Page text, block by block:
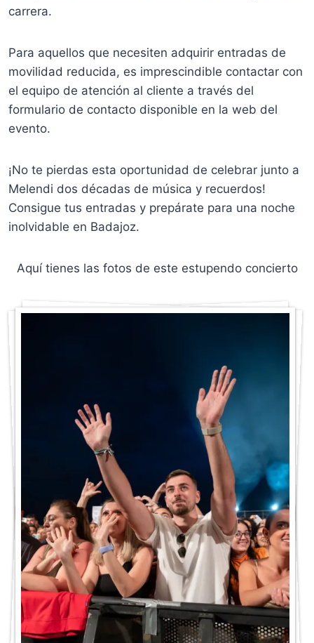
carrera.
Para aquellos que necesiten adquirir entradas de
movilidad reducida, es imprescindible contactar con
el equipo de atención al cliente a través del
formulario de contacto disponible en la web del
evento.
¡No te pierdas esta oportunidad de celebrar junto a
Melendi dos décadas de música y recuerdos!
Consigue tus entradas y prepárate para una noche
inolvidable en Badajoz.
Aquí tienes las fotos de este estupendo concierto